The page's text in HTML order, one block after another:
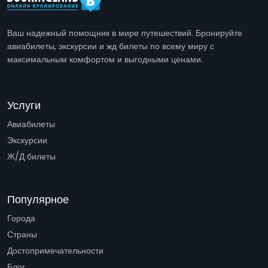
Ваш надежный помощник в мире путешествий. Бронируйте
авиабилеты, экскурсии и жд билеты по всему миру с
максимальным комфортом и выгодными ценами.
Услуги
Авиабилеты
Экскурсии
Ж/Д билеты
Популярное
Города
Страны
Достопримечательности